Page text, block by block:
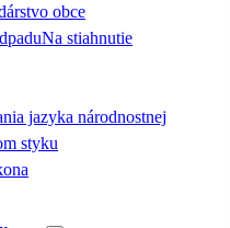
obce
Na stiahnutie
jazyka národnostnej
styku